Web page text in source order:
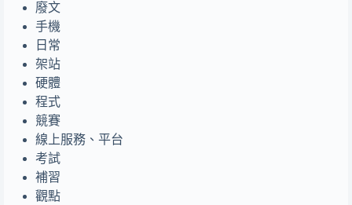
廢文
手機
日常
架站
硬體
程式
競賽
線上服務、平台
考試
補習
觀點